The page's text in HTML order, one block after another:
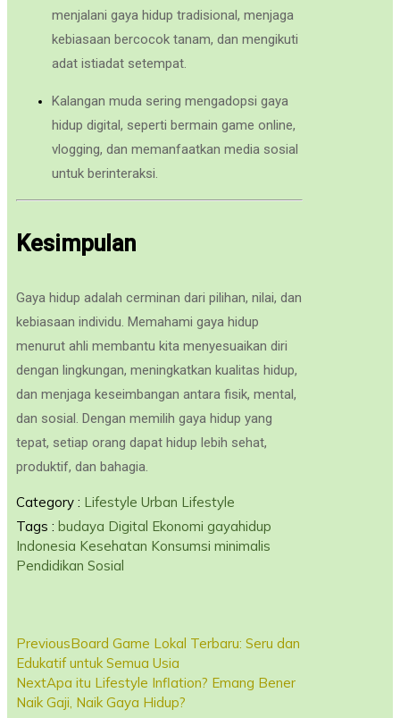
menjalani gaya hidup tradisional, menjaga
kebiasaan bercocok tanam, dan mengikuti
adat istiadat setempat.
Kalangan muda sering mengadopsi gaya
hidup digital, seperti bermain game online,
vlogging, dan memanfaatkan media sosial
untuk berinteraksi.
Kesimpulan
Gaya hidup adalah cerminan dari pilihan, nilai, dan
kebiasaan individu. Memahami gaya hidup
menurut ahli membantu kita menyesuaikan diri
dengan lingkungan, meningkatkan kualitas hidup,
dan menjaga keseimbangan antara fisik, mental,
dan sosial. Dengan memilih gaya hidup yang
tepat, setiap orang dapat hidup lebih sehat,
produktif, dan bahagia.
Category : Lifestyle Urban Lifestyle
Tags : budaya Digital Ekonomi gayahidup
Indonesia Kesehatan Konsumsi minimalis
Pendidikan Sosial
PreviousBoard Game Lokal Terbaru: Seru dan
Edukatif untuk Semua Usia
NextApa itu Lifestyle Inflation? Emang Bener
Naik Gaji, Naik Gaya Hidup?